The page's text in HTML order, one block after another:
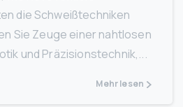
die Schweißtechniken
Sie Zeuge einer nahtlosen
und Präzisionstechnik,...
Mehr lesen